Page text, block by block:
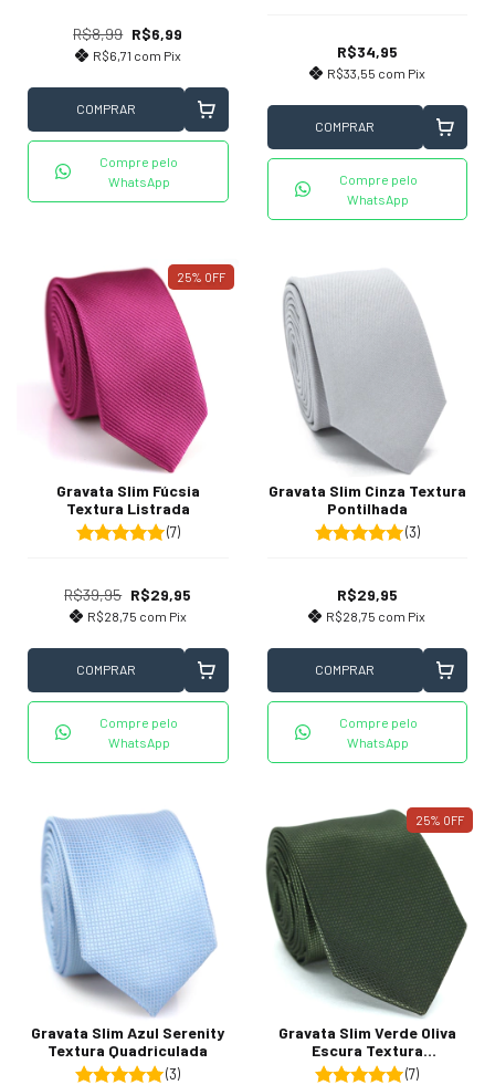
R$8,99 R$6,99
R$6,71 com Pix
COMPRAR
Compre pelo
WhatsApp
R$34,95
R$33,55 com Pix
COMPRAR
Compre pelo
WhatsApp
25% OFF
Gravata Slim Fúcsia
Textura Listrada
(7)
R$39,95 R$29,95
R$28,75 com Pix
COMPRAR
Compre pelo
WhatsApp
Gravata Slim Cinza Textura
Pontilhada
(3)
R$29,95
R$28,75 com Pix
COMPRAR
Compre pelo
WhatsApp
Gravata Slim Azul Serenity
Textura Quadriculada
(3)
25% OFF
Gravata Slim Verde Oliva
Escura Textura
Quadriculada
(7)